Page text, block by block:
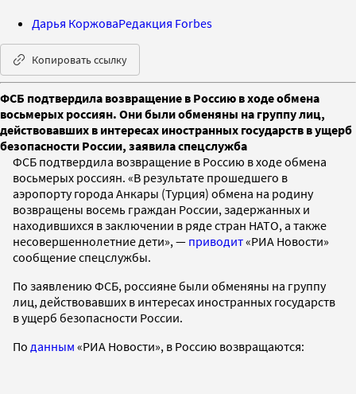
Дарья КоржоваРедакция Forbes
Копировать ссылку
ФСБ подтвердила возвращение в Россию в ходе обмена
восьмерых россиян. Они были обменяны на группу лиц,
действовавших в интересах иностранных государств в ущерб
безопасности России, заявила спецслужба
ФСБ подтвердила возвращение в Россию в ходе обмена
восьмерых россиян. «В результате прошедшего в
аэропорту города Анкары (Турция) обмена на родину
возвращены восемь граждан России, задержанных и
находившихся в заключении в ряде стран НАТО, а также
несовершеннолетние дети», — приводит«РИА Новости»
сообщение спецслужбы.
По заявлению ФСБ, россияне были обменяны на группу
лиц, действовавших в интересах иностранных государств
в ущерб безопасности России.
По данным «РИА Новости», в Россию возвращаются: